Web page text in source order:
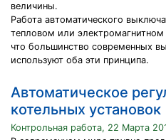
величины.
Работа автоматического
тепловом или
что большинство современных
используют оба эти принципа.
Автоматическое
котельных установок
Контрольная работа, 22 Марта